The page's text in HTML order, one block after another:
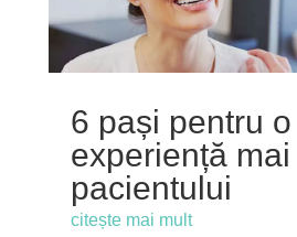
6 pași pentru o
experiență
pacientului
citește mai mult